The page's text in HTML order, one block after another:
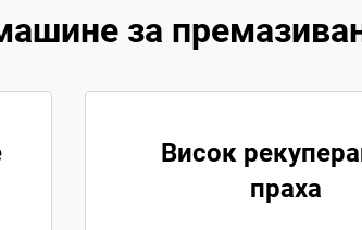
за
Висок
праха